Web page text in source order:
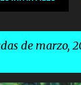
de marzo,